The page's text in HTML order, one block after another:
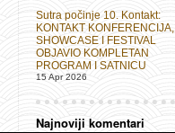
Sutra počinje 10. Kontakt:
KONTAKT KONFERENCIJA,
SHOWCASE I FESTIVAL
OBJAVIO KOMPLETAN
PROGRAM I SATNICU
15 Apr 2026
Najnoviji komentari